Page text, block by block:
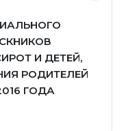
И ДЕТЕЙ,
РОДИТЕЛЕЙ
ГОДА